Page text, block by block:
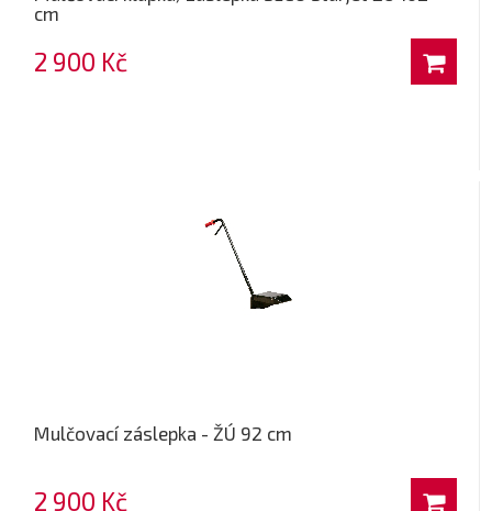
cm
2 900 Kč
Mulčovací záslepka - ŽÚ 92 cm
2 900 Kč